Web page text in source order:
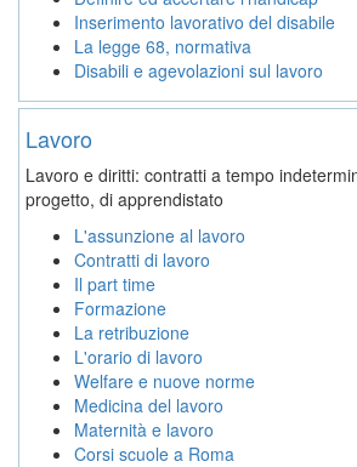
Inserimento lavorativo del disabile
La legge 68, normativa
Disabili e agevolazioni sul lavoro
Lavoro
Lavoro e diritti: contratti a tempo
progetto, di apprendistato
L'assunzione al lavoro
Contratti di lavoro
Il part time
Formazione
La retribuzione
L'orario di lavoro
Welfare e nuove norme
Medicina del lavoro
Maternità e lavoro
Corsi scuole a Roma